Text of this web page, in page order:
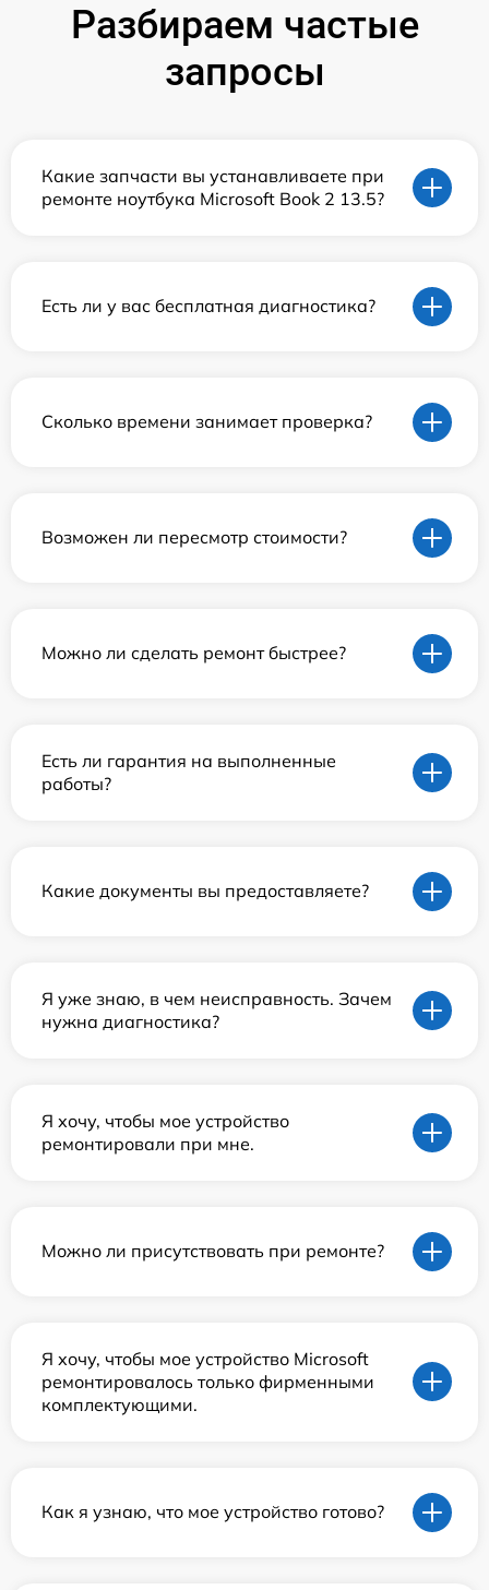
Разбираем частые
запросы
Какие запчасти вы устанавливаете при
ремонте ноутбука Microsoft Book 2 13.5?
Есть ли у вас бесплатная диагностика?
Сколько времени занимает проверка?
Возможен ли пересмотр стоимости?
Можно ли сделать ремонт быстрее?
Есть ли гарантия на выполненные
работы?
Какие документы вы предоставляете?
Я уже знаю, в чем неисправность. Зачем
нужна диагностика?
Я хочу, чтобы мое устройство
ремонтировали при мне.
Можно ли присутствовать при ремонте?
Я хочу, чтобы мое устройство Microsoft
ремонтировалось только фирменными
комплектующими.
Как я узнаю, что мое устройство готово?